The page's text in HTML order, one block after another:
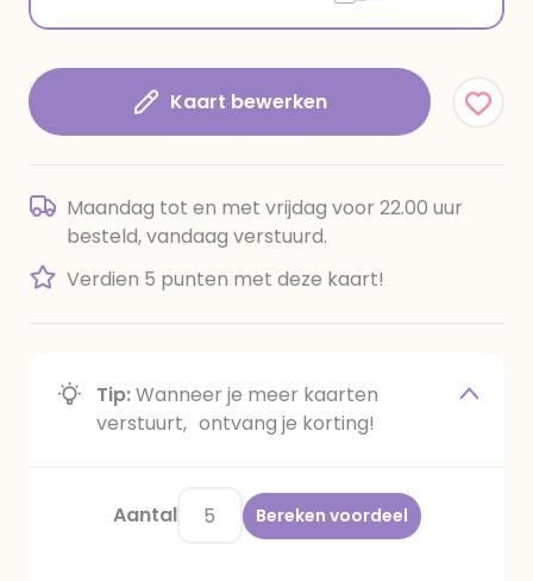
Kaart bewerken
Maandag tot en met vrijdag voor 22.00 uur
besteld, vandaag verstuurd.
Verdien 5 punten met deze kaart!
Tip:Wanneer je meer kaarten
verstuurt, ontvang je korting!
Aantal Bereken voordeel